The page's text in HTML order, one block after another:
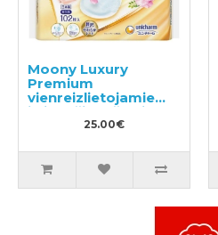
Moony Luxury
Premium
vienreizlietojamie
ieliktnīši krūšturim
25.00€